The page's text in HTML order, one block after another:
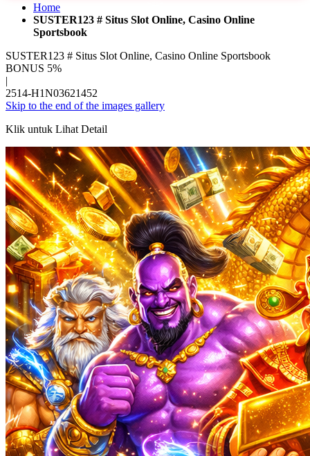
Home
SUSTER123 # Situs Slot Online, Casino Online
Sportsbook
SUSTER123 # Situs Slot Online, Casino Online Sportsbook
BONUS 5%
|
2514-H1N03621452
Skip to the end of the images gallery
Klik untuk Lihat Detail